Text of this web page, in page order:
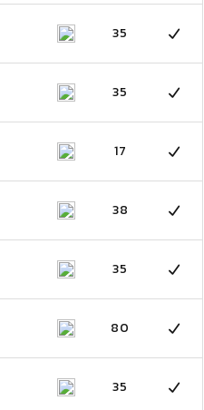
35
35
17
38
35
80
35